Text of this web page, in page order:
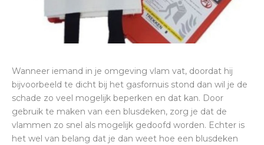
Wanneer iemand in je omgeving vlam vat, doordat hij
bijvoorbeeld te dicht bij het gasfornuis stond dan wil je de
schade zo veel mogelijk beperken en dat kan. Door
gebruik te maken van een blusdeken, zorg je dat de
vlammen zo snel als mogelijk gedoofd worden. Echter is
het wel van belang dat je dan weet hoe een blusdeken